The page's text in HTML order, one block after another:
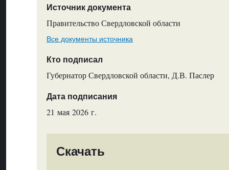
Источник документа
Правительство Свердловской области
Все документы источника
Кто подписал
Губернатор Свердловской области, Д.В. Паслер
Дата подписания
21 мая 2026 г.
Скачать